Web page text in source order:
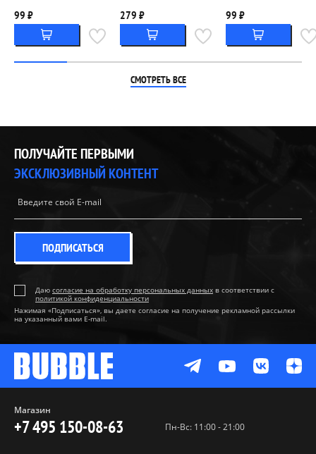
99 ₽ 279 ₽ 99 ₽
СМОТРЕТЬ ВСЕ
ПОЛУЧАЙТЕ ПЕРВЫМИ
ЭКСКЛЮЗИВНЫЙ КОНТЕНТ
ПОДПИСАТЬСЯ
Даю согласие на обработку персональных данных в соответствии с
политикой конфиденциальности
Нажимая «Подписаться», вы даете согласие на получение рекламной рассылки
на указанный вами E-mail.
Магазин
+7 495 150-08-63 Пн-Вс: 11:00 - 21:00